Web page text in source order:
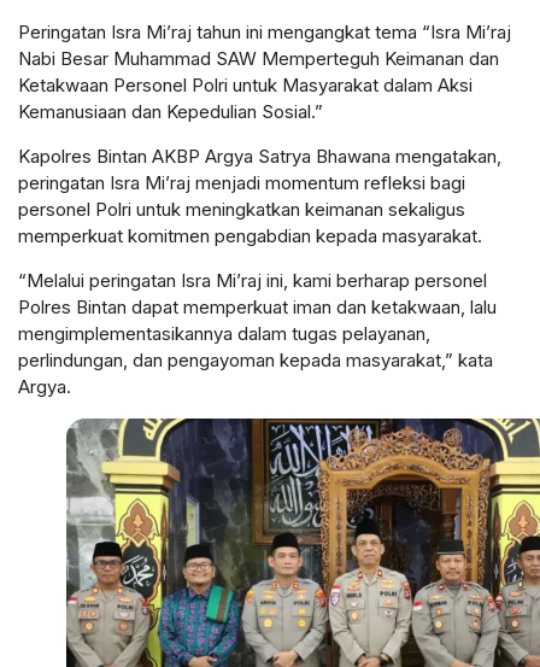
Peringatan Isra Mi’raj tahun ini mengangkat tema “Isra Mi’raj
Nabi Besar Muhammad SAW Memperteguh Keimanan dan
Ketakwaan Personel Polri untuk Masyarakat dalam Aksi
Kemanusiaan dan Kepedulian Sosial.”
Kapolres Bintan AKBP Argya Satrya Bhawana mengatakan,
peringatan Isra Mi’raj menjadi momentum refleksi bagi
personel Polri untuk meningkatkan keimanan sekaligus
memperkuat komitmen pengabdian kepada masyarakat.
“Melalui peringatan Isra Mi’raj ini, kami berharap personel
Polres Bintan dapat memperkuat iman dan ketakwaan, lalu
mengimplementasikannya dalam tugas pelayanan,
perlindungan, dan pengayoman kepada masyarakat,” kata
Argya.